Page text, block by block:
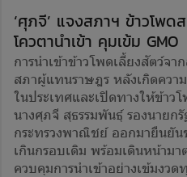
‘ศุภจี’ แจงสภาฯ ข้าวโพด
โควตานำเข้า คุมเข้ม GMO
การนำเข้าข้าวโพดเลี้ยงสัตว์จ
สภาผู้แทนราษฎร หลังเกิดควา
ในประเทศและเปิดทางให้ข้าว
นางศุภจี สุธรรมพันธุ์ รองนายก
กระทรวงพาณิชย์ ออกมายืนยัน
เกินกรอบเดิม พร้อมเดินหน้ามา
ควบคุมการนำเข้าอย่างเข้มงว